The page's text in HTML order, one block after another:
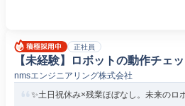
正社員
【未経験】ロボットの動作チェ
nmsエンジニアリング株式会社
✨土日祝休み×残業ほぼなし。未来のロ